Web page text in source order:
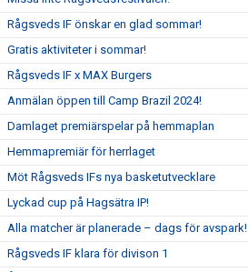
Rågsveds IF önskar en glad sommar!
Gratis aktiviteter i sommar!
Rågsveds IF x MAX Burgers
Anmälan öppen till Camp Brazil 2024!
Damlaget premiärspelar på hemmaplan
Hemmapremiär för herrlaget
Möt Rågsveds IFs nya basketutvecklare
Lyckad cup på Hagsätra IP!
Alla matcher är planerade – dags för avspark!
Rågsveds IF klara för divison 1